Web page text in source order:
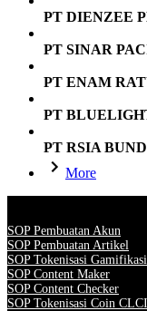
PT DIENZEE
PT SINAR
PT ENAM
PT
PT RSIA
More
SOP Pembuatan Akun
SOP Pembuatan Artikel
SOP Tokenisasi Gamifikasi
SOP Content Maker
SOP Content Checker
SOP Tokenisasi Coin